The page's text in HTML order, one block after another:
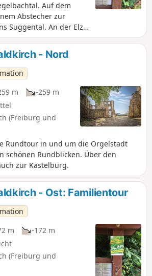
Auf dem
Abstecher zur
Suggental. An der Elz
am
zurück zum Marktplatz.
- Nord
m
-259 m
(Freiburg und
Rundtour in und um die Orgelstadt
schönen Rundblicken. Über den
zur Kastelburg.
- Ost: Familientour
m
-172 m
(Freiburg und